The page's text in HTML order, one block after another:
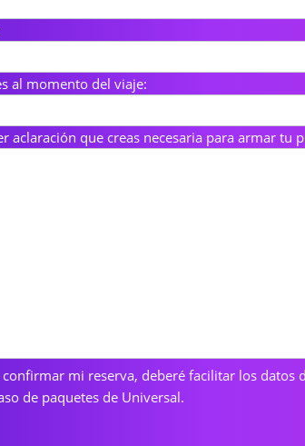
al momento del viaje:
aclaración que creas necesaria para armar
mi reserva, deberé facilitar los
de paquetes de Universal.